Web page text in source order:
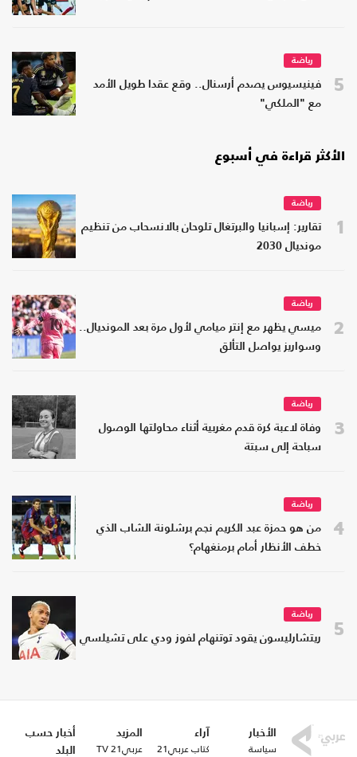
5
رياضة
فينيسيوس يصدم أرسنال.. وقع عقدا طويل الأمد
مع "الملكي"
الأكثر قراءة في أسبوع
1
رياضة
تقارير: إسبانيا والبرتغال تلوحان بالانسحاب من تنظيم
مونديال 2030
2
رياضة
ميسي يظهر مع إنتر ميامي لأول مرة بعد المونديال..
وسواريز يواصل التألق
3
رياضة
وفاة لاعبة كرة قدم مغربية أثناء محاولتها الوصول
سباحة إلى سبتة
4
رياضة
من هو حمزة عبد الكريم نجم برشلونة الشاب الذي
خطف الأنظار أمام برمنغهام؟
5
رياضة
ريتشارليسون يقود توتنهام لفوز ودي على تشيلسي
الأخبار
سياسة
آراء
كتاب عربي21
المزيد
عربي21 TV
أخبار حسب
البلد